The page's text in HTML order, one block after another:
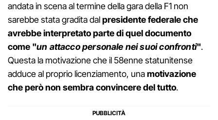
andata in scena al termine della gara della F1 non
sarebbe stata gradita dalpresidente federale che
avrebbe interpretato parte di quel documento
come "un attacco personale nei suoi confronti".
Questa la motivazione che il 58enne statunitense
adduce al proprio licenziamento, unamotivazione
che però non sembra convincere del tutto.